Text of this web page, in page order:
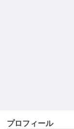
プロフィール